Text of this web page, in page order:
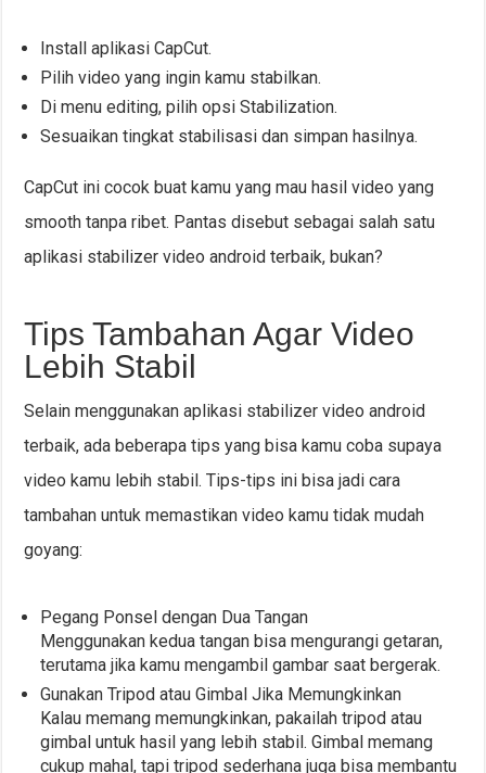
Install aplikasi CapCut.
Pilih video yang ingin kamu stabilkan.
Di menu editing, pilih opsi Stabilization.
Sesuaikan tingkat stabilisasi dan simpan hasilnya.
CapCut ini cocok buat kamu yang mau hasil video yang
smooth tanpa ribet. Pantas disebut sebagai salah satu
aplikasi stabilizer video android terbaik, bukan?
Tips Tambahan Agar Video
Lebih Stabil
Selain menggunakan aplikasi stabilizer video android
terbaik, ada beberapa tips yang bisa kamu coba supaya
video kamu lebih stabil. Tips-tips ini bisa jadi cara
tambahan untuk memastikan video kamu tidak mudah
goyang:
Pegang Ponsel dengan Dua Tangan
Menggunakan kedua tangan bisa mengurangi getaran,
terutama jika kamu mengambil gambar saat bergerak.
Gunakan Tripod atau Gimbal Jika Memungkinkan
Kalau memang memungkinkan, pakailah tripod atau
gimbal untuk hasil yang lebih stabil. Gimbal memang
cukup mahal, tapi tripod sederhana juga bisa membantu